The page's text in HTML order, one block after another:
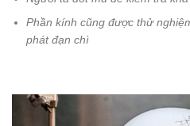
Phần kính cũng được thử
phát đạn chì